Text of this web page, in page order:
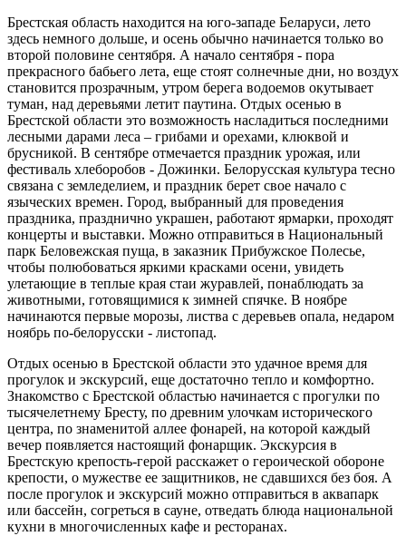
Брестская область находится на юго-западе Беларуси, лето
здесь немного дольше, и осень обычно начинается только во
второй половине сентября. А начало сентября - пора
прекрасного бабьего лета, еще стоят солнечные дни, но воздух
становится прозрачным, утром берега водоемов окутывает
туман, над деревьями летит паутина. Отдых осенью в
Брестской области это возможность насладиться последними
лесными дарами леса – грибами и орехами, клюквой и
брусникой. В сентябре отмечается праздник урожая, или
фестиваль хлеборобов - Дожинки. Белорусская культура тесно
связана с земледелием, и праздник берет свое начало с
языческих времен. Город, выбранный для проведения
праздника, празднично украшен, работают ярмарки, проходят
концерты и выставки. Можно отправиться в Национальный
парк Беловежская пуща, в заказник Прибужское Полесье,
чтобы полюбоваться яркими красками осени, увидеть
улетающие в теплые края стаи журавлей, понаблюдать за
животными, готовящимися к зимней спячке. В ноябре
начинаются первые морозы, листва с деревьев опала, недаром
ноябрь по-белорусски - листопад.
Отдых осенью в Брестской области это удачное время для
прогулок и экскурсий, еще достаточно тепло и комфортно.
Знакомство с Брестской областью начинается с прогулки по
тысячелетнему Бресту, по древним улочкам исторического
центра, по знаменитой аллее фонарей, на которой каждый
вечер появляется настоящий фонарщик. Экскурсия в
Брестскую крепость-герой расскажет о героической обороне
крепости, о мужестве ее защитников, не сдавшихся без боя. А
после прогулок и экскурсий можно отправиться в аквапарк
или бассейн, согреться в сауне, отведать блюда национальной
кухни в многочисленных кафе и ресторанах.